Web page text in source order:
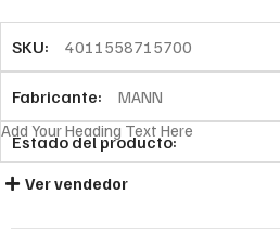
SKU: 4011558715700
Fabricante: MANN
Estado del producto:
Add Your Heading Text Here
Ver vendedor